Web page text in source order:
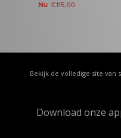
Nu €115,00
Bekijk de volledige site van
Download onze